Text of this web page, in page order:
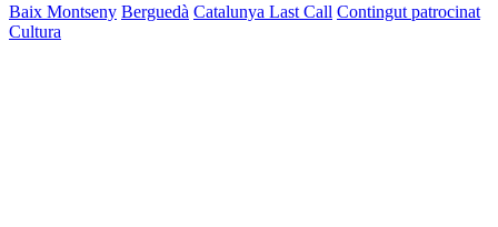
Baix Montseny Berguedà Catalunya Last Call Contingut patrocinat
Cultura